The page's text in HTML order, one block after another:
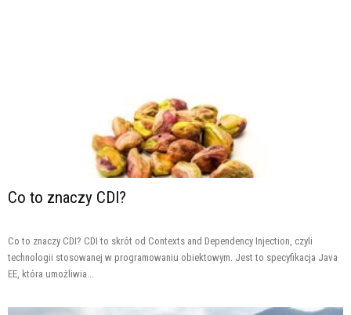
Co to znaczy CDI?
Co to znaczy CDI? CDI to skrót od Contexts and Dependency Injection, czyli
technologii stosowanej w programowaniu obiektowym. Jest to specyfikacja Java
EE, która umożliwia...